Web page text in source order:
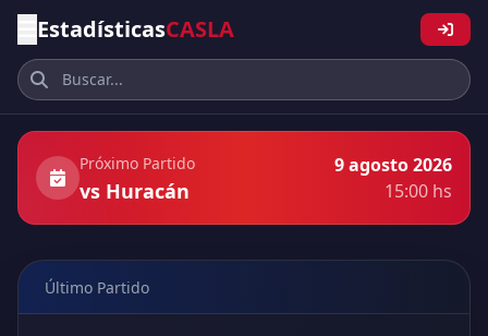
EstadísticasCASLA
Próximo Partido
vs Huracán
9 agosto 2026
15:00 hs
Último Partido